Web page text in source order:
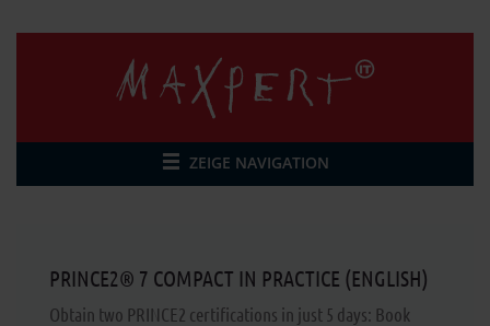
ZEIGE NAVIGATION
PRINCE2® 7 COMPACT IN PRACTICE (ENGLISH)
Obtain two PRINCE2 certifications in just 5 days: Book